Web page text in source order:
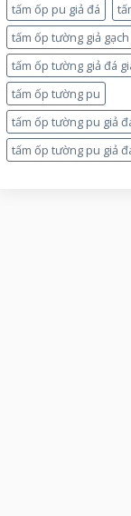
tấm ốp pu giả đá
tấm ốp tường giả gạch
tấm ốp tường giả đá
tấm ốp tường pu
tấm ốp tường pu giả
tấm ốp tường pu giả